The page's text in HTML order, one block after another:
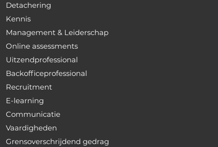
Detachering
Kennis
Management & Leiderschap
Online assessments
Uitzendprofessional
Backofficeprofessional
Recruitment
E-learning
Communicatie
Vaardigheden
Grensoverschrijdend gedrag